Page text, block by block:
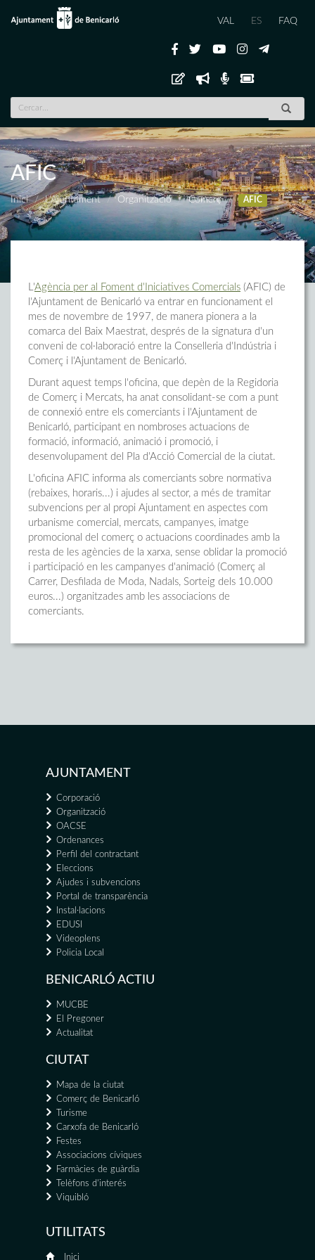
VAL ES FAQ
AFIC
Inici L'Ajuntament Organització Comerç AFIC
L'Agència per al Foment d'Iniciatives Comercials (AFIC) de
l'Ajuntament de Benicarló va entrar en funcionament el
mes de novembre de 1997, de manera pionera a la
comarca del Baix Maestrat, després de la signatura d'un
conveni de col·laboració entre la Conselleria d'Indústria i
Comerç i l'Ajuntament de Benicarló.
Durant aquest temps l'oficina, que depèn de la Regidoria
de Comerç i Mercats, ha anat consolidant-se com a punt
de connexió entre els comerciants i l'Ajuntament de
Benicarló, participant en nombroses actuacions de
formació, informació, animació i promoció, i
desenvolupament del Pla d'Acció Comercial de la ciutat.
L'oficina AFIC informa als comerciants sobre normativa
(rebaixes, horaris...) i ajudes al sector, a més de tramitar
subvencions per al propi Ajuntament en aspectes com
urbanisme comercial, mercats, campanyes, imatge
promocional del comerç o actuacions coordinades amb la
resta de les agències de la xarxa, sense oblidar la promoció
i participació en les campanyes d'animació (Comerç al
Carrer, Desfilada de Moda, Nadals, Sorteig dels 10.000
euros...) organitzades amb les associacions de
comerciants.
AJUNTAMENT
Corporació
Organització
OACSE
Ordenances
Perfil del contractant
Eleccions
Ajudes i subvencions
Portal de transparència
Instal·lacions
EDUSI
Videoplens
Policia Local
BENICARLÓ ACTIU
MUCBE
El Pregoner
Actualitat
CIUTAT
Mapa de la ciutat
Comerç de Benicarló
Turisme
Carxofa de Benicarló
Festes
Associacions cíviques
Farmàcies de guàrdia
Telèfons d'interés
Viquibló
UTILITATS
Inici